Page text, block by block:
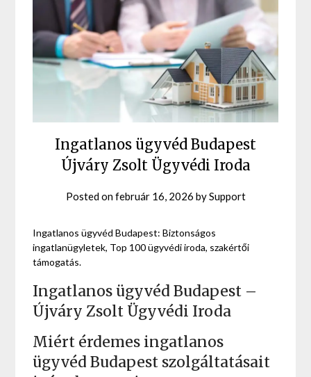
Ingatlanos ügyvéd Budapest
Újváry Zsolt Ügyvédi Iroda
Posted onfebruár 16, 2026 bySupport
Ingatlanos ügyvéd Budapest: Biztonságos
ingatlanügyletek, Top 100 ügyvédi iroda, szakértői
támogatás.
Ingatlanos ügyvéd Budapest –
Újváry Zsolt Ügyvédi Iroda
Miért érdemes ingatlanos
ügyvéd Budapest szolgáltatásait